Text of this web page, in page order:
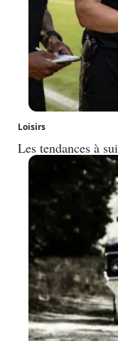
Loisirs
Les tendances à